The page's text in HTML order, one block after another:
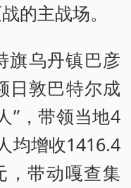
的主战场。
旗乌丹镇巴彦
日敦巴特尔成
”，带领当地4
均增收1416.4
，带动嘎查集